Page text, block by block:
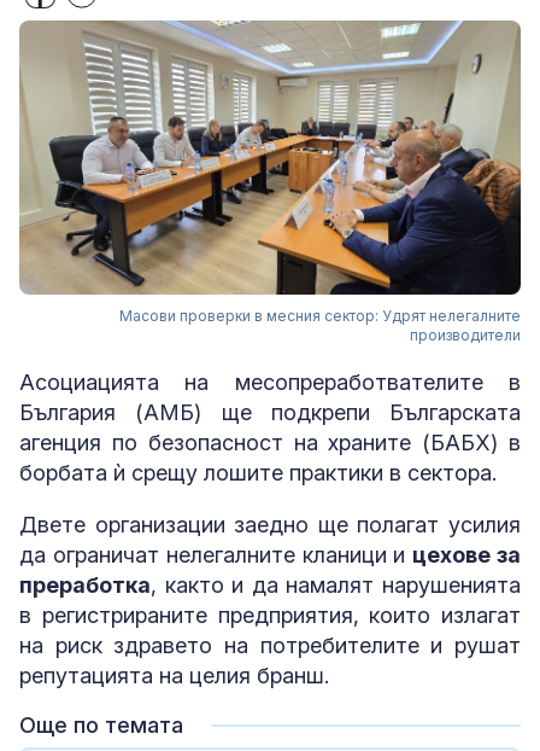
Масови проверки в месния сектор: Удрят нелегалните
производители
Асоциацията на месопреработвателите в
България (АМБ) ще подкрепи Българската
агенция по безопасност на храните (БАБХ) в
борбата ѝ срещу лошите практики в сектора.
Двете организации заедно ще полагат усилия
да ограничат нелегалните кланици и цехове за
преработка, както и да намалят нарушенията
в регистрираните предприятия, които излагат
на риск здравето на потребителите и рушат
репутацията на целия бранш.
Още по темата